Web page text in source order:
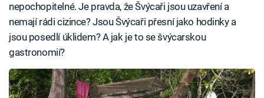
nepochopitelné. Je pravda, že Švýcaři jsou uzavření a
nemají rádi cizince? Jsou Švýcaři přesní jako hodinky a
jsou posedlí úklidem? A jak je to se švýcarskou
gastronomií?